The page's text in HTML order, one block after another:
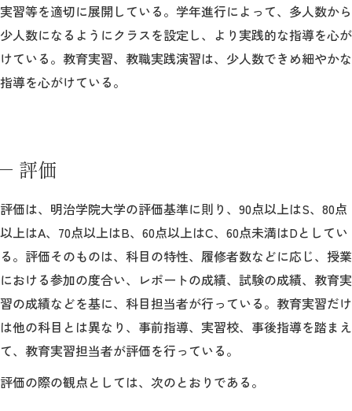
実習等を適切に展開している。学年進行によって、多人数から
少人数になるようにクラスを設定し、より実践的な指導を心が
けている。教育実習、教職実践演習は、少人数できめ細やかな
指導を心がけている。
評価
評価は、明治学院大学の評価基準に則り、90点以上はS、80点
以上はA、70点以上はB、60点以上はC、60点未満はDとしてい
る。評価そのものは、科目の特性、履修者数などに応じ、授業
における参加の度合い、レポートの成績、試験の成績、教育実
習の成績などを基に、科目担当者が行っている。教育実習だけ
は他の科目とは異なり、事前指導、実習校、事後指導を踏まえ
て、教育実習担当者が評価を行っている。
評価の際の観点としては、次のとおりである。